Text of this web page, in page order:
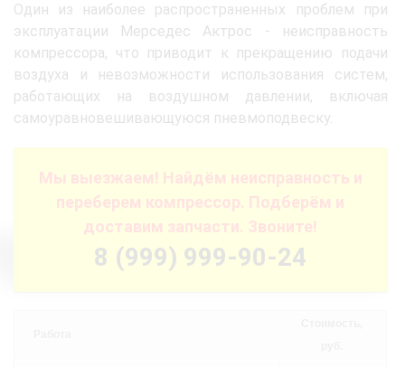
Один из наиболее распространенных проблем при
эксплуатации Мерседес Актрос - неисправность
компрессора, что приводит к прекращению подачи
воздуха и невозможности использования систем,
работающих на воздушном давлении, включая
самоуравновешивающуюся пневмоподвеску.
Мы выезжаем! Найдём неисправность и
переберем компрессор. Подберём и
доставим запчасти. Звоните!
8 (999) 999-90-24